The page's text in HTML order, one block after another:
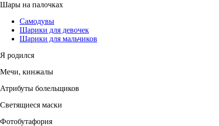
Шары на палочках
Самодувы
Шарики для девочек
Шарики для мальчиков
Я родился
Мечи, кинжалы
Атрибуты болельщиков
Светящиеся маски
Фотобутафория